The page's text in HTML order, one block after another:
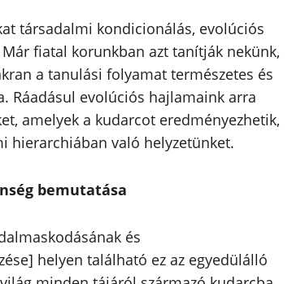
társadalmi kondicionálás, evolúciós
fiatal korunkban azt tanítják nekünk,
a tanulási folyamat természetes és
Ráadásul evolúciós hajlamaink arra
amelyek a kudarcot eredményezhetik,
hierarchiában való helyzetünket.
bemutatása
és
helyen található ez az egyedülálló